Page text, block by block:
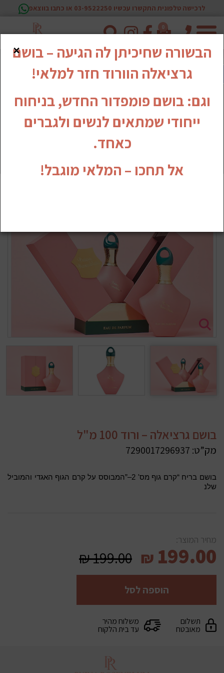
לרכישה טלפונית התקשרו עכשיו 03-9522250 או כתבו בווצאפ
טלפון
0
בושם גרציאלה – ורוד 100 מ"ל
מק”ט: 7290017296937
בושם בריח “קרם גוף מס' 2–”המבוסס על קרם הגוף האגדי והמוביל
שלנ
מחיר המוצר:
199.00
₪
199.00
₪
הוספה לסל
תשלום
מאובטח
משלוח מהיר
עד בית הלקוח
×
הבשורה שחיכיתן לה הגיעה – בושם
גרציאלה הוורוד חזר למלאי!
וגם: בושם פומפדור החדש, בניחוח
ייחודי שמתאים לנשים ולגברים
כאחד.
אל תחכו – המלאי מוגבל!